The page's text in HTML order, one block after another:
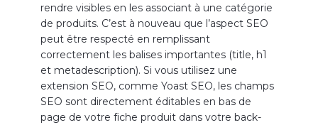
rendre visibles en les associant à une catégorie
de produits. C’est à nouveau que l’aspect SEO
peut être respecté en remplissant
correctement les balises importantes (title, h1
et metadescription). Si vous utilisez une
extension SEO, comme Yoast SEO, les champs
SEO sont directement éditables en bas de
page de votre fiche produit dans votre back-